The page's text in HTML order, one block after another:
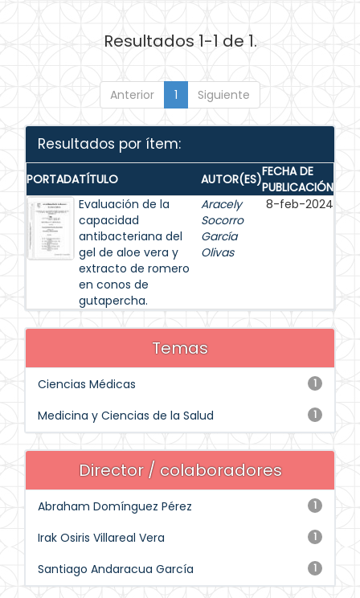
Resultados 1-1 de 1.
Anterior 1 Siguiente
Resultados por ítem:
PORTADATÍTULO AUTOR(ES)FECHA DE
PUBLICACIÓN
Evaluación de la
capacidad
antibacteriana del
gel de aloe vera y
extracto de romero
en conos de
gutapercha.
Aracely
Socorro
García
Olivas
8-feb-2024
Temas
1
Ciencias Médicas
1
Medicina y Ciencias de la Salud
Director / colaboradores
1
Abraham Domínguez Pérez
1
Irak Osiris Villareal Vera
1
Santiago Andaracua García